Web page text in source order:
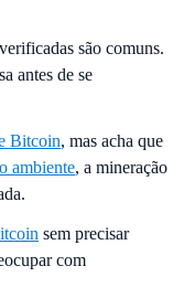
são comuns.
antes de se
Bitcoin, mas acha que
ambiente, a mineração
sem precisar
com